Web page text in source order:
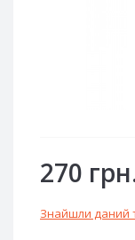
270
Знайшли даний